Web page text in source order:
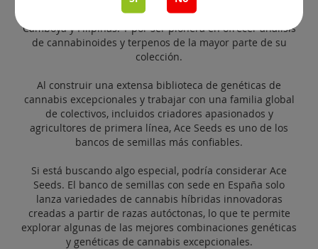
van desde Brasil, Panamá y México hasta Vietnam,
Camboya y Filipinas. Y por ser pionera en ofrecer análisis
de cannabinoides y terpenos de la mayor parte de su
colección.
Al construir una extensa biblioteca de genéticas de
cannabis excepcionales y trabajar con una familia global
de colectivos, incluidos criadores apasionados y
agricultores de primera línea, Ace Seeds es uno de los
bancos de semillas más confiables.
Si está buscando algo especial, podría considerar Ace
Seeds. El banco de semillas con sede en España solo
lanza variedades de cannabis híbridas innovadoras
creadas a partir de razas autóctonas, lo que te permite
explorar algunas de las mejores combinaciones genéticas
y genéticas de cannabis excepcionales.